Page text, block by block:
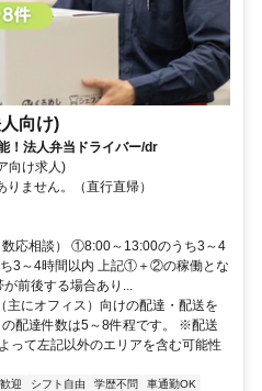
向け)
！法人弁当ドライバー/dr
向け求人)
ません。（直行直帰）
応相談） ①8:00～13:00のうち3～4
3～4時間以内 上記①＋②の稼働とな
前後する場合あり...
主にオフィス）向けの配達・配送を
配達件数は5～8件程です。 ※配送
って左記以外のエリアを含む可能性
迎 シフト自由 学歴不問
車通勤OK